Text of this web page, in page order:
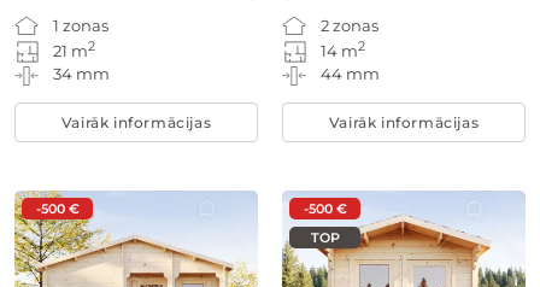
1 zonas
21 m2
34 mm
Vairāk informācijas
2 zonas
14 m2
44 mm
Vairāk informācijas
-500 €
-500 €
TOP